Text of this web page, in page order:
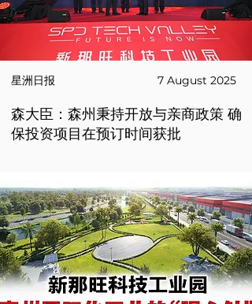
星洲日报 7 August 2025
森大臣：森州秉持开放与亲商政策 确
保投资项目在预订时间获批